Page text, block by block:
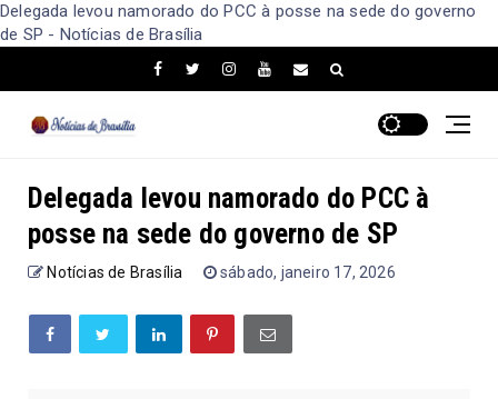
Delegada levou namorado do PCC à posse na sede do governo
de SP - Notícias de Brasília
Delegada levou namorado do PCC à
posse na sede do governo de SP
Notícias de Brasília sábado, janeiro 17, 2026